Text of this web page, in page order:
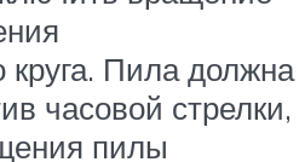
Пила должна
часовой стрелки,
пилы